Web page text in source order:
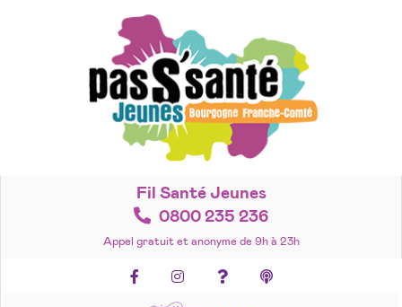
Fil Santé Jeunes
0800 235 236
Appel gratuit et anonyme de 9h à 23h
FacebookInstagramFoire aux questions